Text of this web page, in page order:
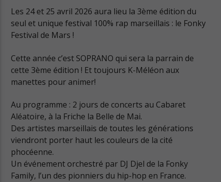
Cuts Latino
Cuts Pop Rock
Cuts Electro
Cuts Afro
Les 24 et 25 avril 2026 aura lieu la 3ème édition du
seul et unique festival 100% rap marseillais : le Fonky
Festival de Mars !
Cette année c’est SOPRANO qui sera la parrain de
cette 3ème édition ! Et toujours K-Méléon aux
manettes pour animer!
Au programme : 2 jours de concerts au Cabaret
Aléatoire, à la Friche la Belle de Mai.
Des artistes marseillais de toutes les générations
viendront porter haut les couleurs de la cité
phocéenne.
Un événement orchestré par DJ Djel de la Fonky
Family, l’un des pionniers du hip-hop en France.